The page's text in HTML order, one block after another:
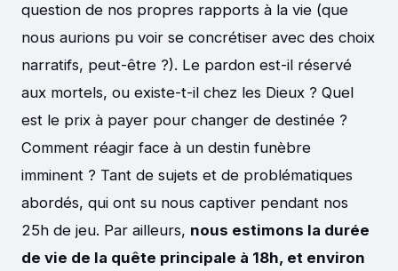
question de nos propres rapports à la vie (que
nous aurions pu voir se concrétiser avec des choix
narratifs, peut-être ?). Le pardon est-il réservé
aux mortels, ou existe-t-il chez les Dieux ? Quel
est le prix à payer pour changer de destinée ?
Comment réagir face à un destin funèbre
imminent ? Tant de sujets et de problématiques
abordés, qui ont su nous captiver pendant nos
25h de jeu. Par ailleurs, nous estimons la durée
de vie de la quête principale à 18h, et environ